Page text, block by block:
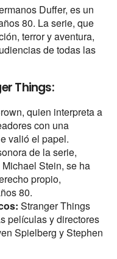
Duffer, es un
80. La serie, que
terror y aventura,
de todas las
Things:
quien interpreta a
con una
valió el papel.
de la serie,
Stein, se ha
propio,
80.
Stranger Things
películas y directores
Spielberg y Stephen